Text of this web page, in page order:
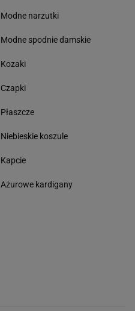
Modne narzutki
Modne spodnie damskie
Kozaki
Czapki
Płaszcze
Niebieskie koszule
Kapcie
Ażurowe kardigany